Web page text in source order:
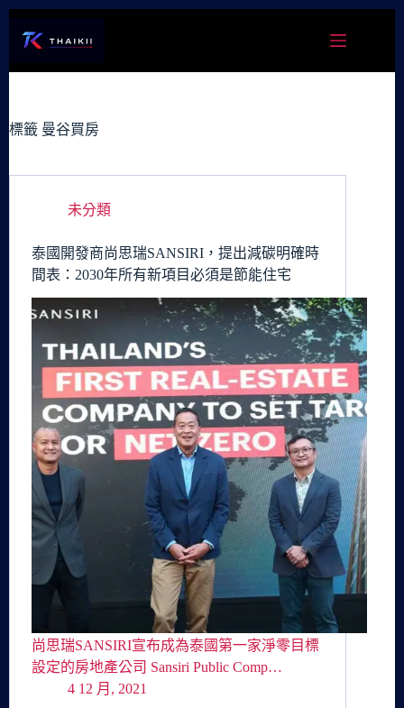
容
標籤 曼谷買房
未分類
泰國開發商尚思瑞SANSIRI，提出減碳明確時
間表：2030年所有新項目必須是節能住宅
尚思瑞SANSIRI宣布成為泰國第一家淨零目標
設定的房地產公司 Sansiri Public Comp…
4 12 月, 2021